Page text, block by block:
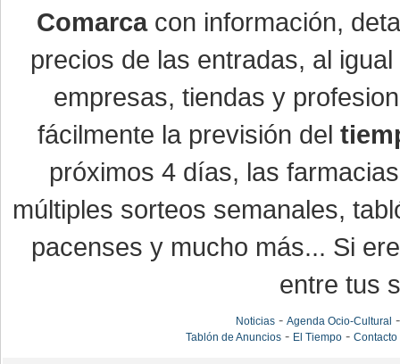
Comarcacon información,
precios de las entradas, al
empresas, tiendas y
fácilmente la previsión del
próximos 4 días, las
múltiples sorteos semanales,
pacenses y mucho más... Si
entre tus
Noticias- Agenda Ocio-Cultural
Tablón de Anuncios- El Tiempo- Contacto